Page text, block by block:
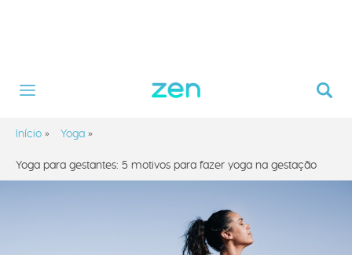
Início » Yoga »
Yoga para gestantes: 5 motivos para fazer yoga na gestação